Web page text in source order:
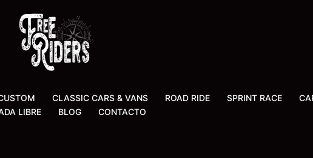
CLASSIC CARS & VANS ROAD RIDE SPRINT RACE
LIBRE
BLOG CONTACTO